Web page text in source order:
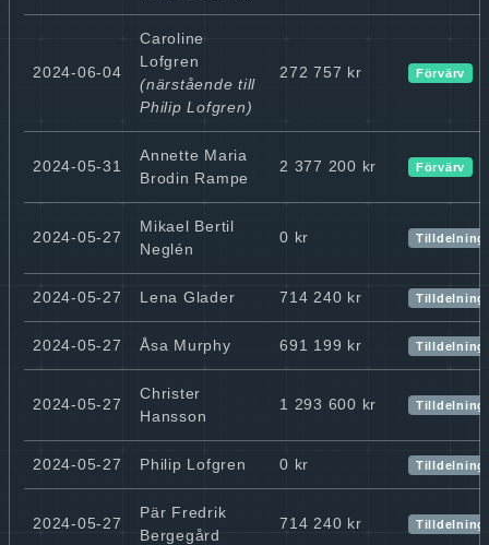
2024-06-04
Caroline
Lofgren
(närstående till
Philip Lofgren)
272 757 kr Förvärv
2024-05-31
Annette Maria
Brodin Rampe
2 377 200 kr Förvärv
2024-05-27
Mikael Bertil
Neglén
0 kr Tilldelning
2024-05-27 Lena Glader 714 240 kr Tilldelning
2024-05-27 Åsa Murphy 691 199 kr Tilldelning
2024-05-27
Christer
Hansson
1 293 600 kr Tilldelning
2024-05-27 Philip Lofgren 0 kr Tilldelning
2024-05-27
Pär Fredrik
Bergegård
714 240 kr Tilldelning